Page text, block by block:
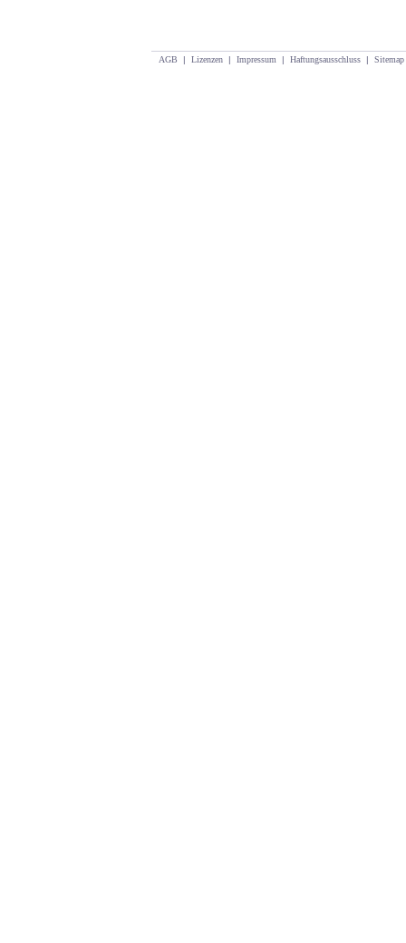
AGB | Lizenzen | Impressum | Haftungsausschluss | Sitemap